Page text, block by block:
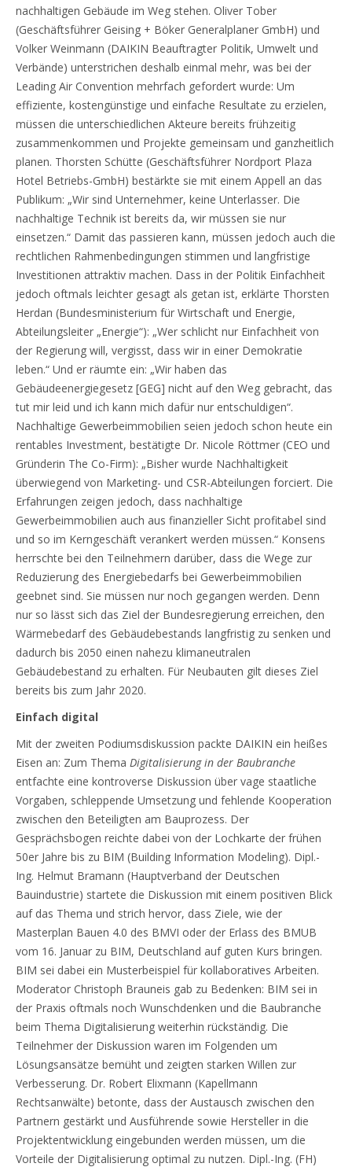
nachhaltigen Gebäude im Weg stehen. Oliver Tober
(Geschäftsführer Geising + Böker Generalplaner GmbH) und
Volker Weinmann (DAIKIN Beauftragter Politik, Umwelt und
Verbände) unterstrichen deshalb einmal mehr, was bei der
Leading Air Convention mehrfach gefordert wurde: Um
effiziente, kostengünstige und einfache Resultate zu erzielen,
müssen die unterschiedlichen Akteure bereits frühzeitig
zusammenkommen und Projekte gemeinsam und ganzheitlich
planen. Thorsten Schütte (Geschäftsführer Nordport Plaza
Hotel Betriebs-GmbH) bestärkte sie mit einem Appell an das
Publikum: „Wir sind Unternehmer, keine Unterlasser. Die
nachhaltige Technik ist bereits da, wir müssen sie nur
einsetzen.“ Damit das passieren kann, müssen jedoch auch die
rechtlichen Rahmenbedingungen stimmen und langfristige
Investitionen attraktiv machen. Dass in der Politik Einfachheit
jedoch oftmals leichter gesagt als getan ist, erklärte Thorsten
Herdan (Bundesministerium für Wirtschaft und Energie,
Abteilungsleiter „Energie“): „Wer schlicht nur Einfachheit von
der Regierung will, vergisst, dass wir in einer Demokratie
leben.“ Und er räumte ein: „Wir haben das
Gebäudeenergiegesetz [GEG] nicht auf den Weg gebracht, das
tut mir leid und ich kann mich dafür nur entschuldigen“.
Nachhaltige Gewerbeimmobilien seien jedoch schon heute ein
rentables Investment, bestätigte Dr. Nicole Röttmer (CEO und
Gründerin The Co-Firm): „Bisher wurde Nachhaltigkeit
überwiegend von Marketing- und CSR-Abteilungen forciert. Die
Erfahrungen zeigen jedoch, dass nachhaltige
Gewerbeimmobilien auch aus finanzieller Sicht profitabel sind
und so im Kerngeschäft verankert werden müssen.“ Konsens
herrschte bei den Teilnehmern darüber, dass die Wege zur
Reduzierung des Energiebedarfs bei Gewerbeimmobilien
geebnet sind. Sie müssen nur noch gegangen werden. Denn
nur so lässt sich das Ziel der Bundesregierung erreichen, den
Wärmebedarf des Gebäudebestands langfristig zu senken und
dadurch bis 2050 einen nahezu klimaneutralen
Gebäudebestand zu erhalten. Für Neubauten gilt dieses Ziel
bereits bis zum Jahr 2020.
Einfach digital
Mit der zweiten Podiumsdiskussion packte DAIKIN ein heißes
Eisen an: Zum Thema Digitalisierung in der Baubranche
entfachte eine kontroverse Diskussion über vage staatliche
Vorgaben, schleppende Umsetzung und fehlende Kooperation
zwischen den Beteiligten am Bauprozess. Der
Gesprächsbogen reichte dabei von der Lochkarte der frühen
50er Jahre bis zu BIM (Building Information Modeling). Dipl.-
Ing. Helmut Bramann (Hauptverband der Deutschen
Bauindustrie) startete die Diskussion mit einem positiven Blick
auf das Thema und strich hervor, dass Ziele, wie der
Masterplan Bauen 4.0 des BMVI oder der Erlass des BMUB
vom 16. Januar zu BIM, Deutschland auf guten Kurs bringen.
BIM sei dabei ein Musterbeispiel für kollaboratives Arbeiten.
Moderator Christoph Brauneis gab zu Bedenken: BIM sei in
der Praxis oftmals noch Wunschdenken und die Baubranche
beim Thema Digitalisierung weiterhin rückständig. Die
Teilnehmer der Diskussion waren im Folgenden um
Lösungsansätze bemüht und zeigten starken Willen zur
Verbesserung. Dr. Robert Elixmann (Kapellmann
Rechtsanwälte) betonte, dass der Austausch zwischen den
Partnern gestärkt und Ausführende sowie Hersteller in die
Projektentwicklung eingebunden werden müssen, um die
Vorteile der Digitalisierung optimal zu nutzen. Dipl.-Ing. (FH)